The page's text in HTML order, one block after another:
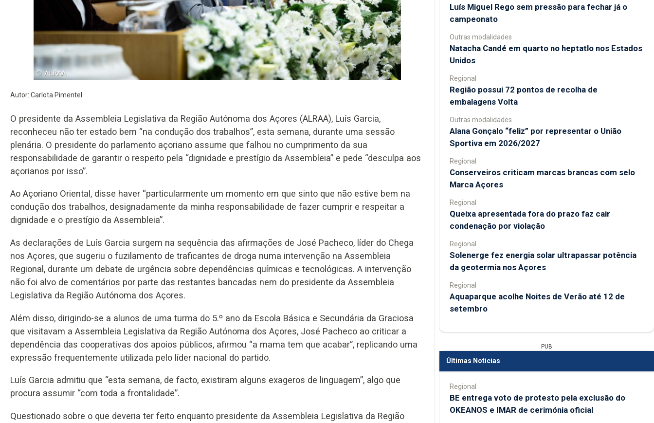
Autor: Carlota Pimentel
O presidente da Assembleia Legislativa da Região Autónoma dos Açores (ALRAA), Luís Garcia,
reconheceu não ter estado bem “na condução dos trabalhos”, esta semana, durante uma sessão
plenária. O presidente do parlamento açoriano assume que falhou no cumprimento da sua
responsabilidade de garantir o respeito pela “dignidade e prestígio da Assembleia” e pede “desculpa aos
açorianos por isso”.
Ao Açoriano Oriental, disse haver “particularmente um momento em que sinto que não estive bem na
condução dos trabalhos, designadamente da minha responsabilidade de fazer cumprir e respeitar a
dignidade e o prestígio da Assembleia”.
As declarações de Luís Garcia surgem na sequência das afirmações de José Pacheco, líder do Chega
nos Açores, que sugeriu o fuzilamento de traficantes de droga numa intervenção na Assembleia
Regional, durante um debate de urgência sobre dependências químicas e tecnológicas. A intervenção
não foi alvo de comentários por parte das restantes bancadas nem do presidente da Assembleia
Legislativa da Região Autónoma dos Açores.
Além disso, dirigindo-se a alunos de uma turma do 5.º ano da Escola Básica e Secundária da Graciosa
que visitavam a Assembleia Legislativa da Região Autónoma dos Açores, José Pacheco ao criticar a
dependência das cooperativas dos apoios públicos, afirmou “a mama tem que acabar”, replicando uma
expressão frequentemente utilizada pelo líder nacional do partido.
Luís Garcia admitiu que “esta semana, de facto, existiram alguns exageros de linguagem”, algo que
procura assumir “com toda a frontalidade”.
Questionado sobre o que deveria ter feito enquanto presidente da Assembleia Legislativa da Região
Luís Miguel Rego sem pressão para fechar já o
campeonato
Outras modalidades
Natacha Candé em quarto no heptatlo nos Estados
Unidos
Regional
Região possui 72 pontos de recolha de
embalagens Volta
Outras modalidades
Alana Gonçalo “feliz” por representar o União
Sportiva em 2026/2027
Regional
Conserveiros criticam marcas brancas com selo
Marca Açores
Regional
Queixa apresentada fora do prazo faz cair
condenação por violação
Regional
Solenerge fez energia solar ultrapassar potência
da geotermia nos Açores
Regional
Aquaparque acolhe Noites de Verão até 12 de
setembro
PUB
Últimas Notícias
Regional
BE entrega voto de protesto pela exclusão do
OKEANOS e IMAR de cerimónia oficial